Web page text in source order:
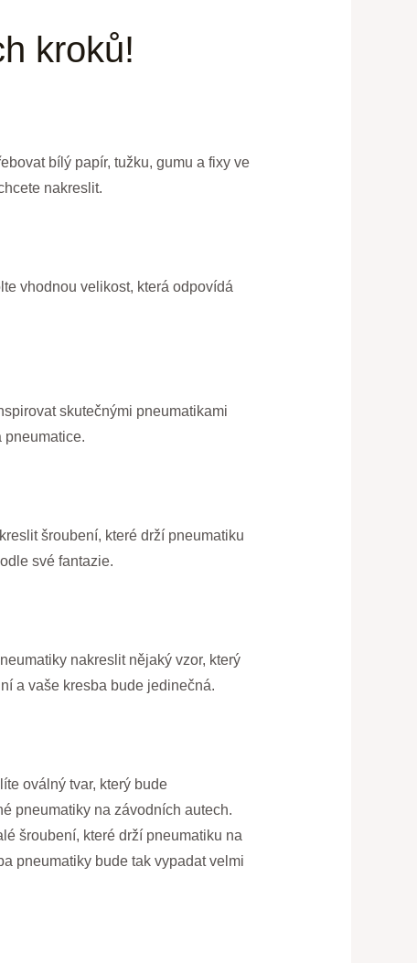
kroků!
bílý papír, tužku, gumu a fixy ve
nakreslit.
vhodnou velikost, která odpovídá
skutečnými pneumatikami
pneumatice.
šroubení, které drží pneumatiku
své fantazie.
nakreslit nějaký vzor, který
a vaše kresba bude jedinečná.
oválný tvar, který bude
pneumatiky na závodních autech.
šroubení, které drží pneumatiku na
pneumatiky bude tak vypadat velmi